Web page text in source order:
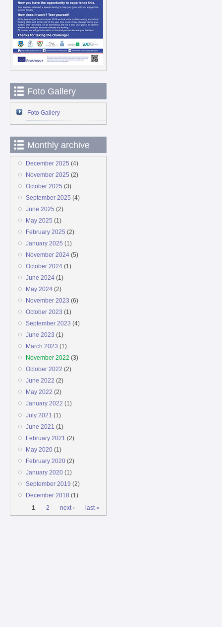
Foto Gallery
Foto Gallery
Monthly archive
December 2025 (4)
November 2025 (2)
October 2025 (3)
September 2025 (4)
June 2025 (2)
May 2025 (1)
February 2025 (2)
January 2025 (1)
November 2024(5)
October 2024(1)
June 2024(1)
May 2024(2)
November 2023 (6)
October 2023 (1)
September 2023 (4)
June 2023 (1)
March 2023 (1)
November 2022 (3)
October 2022 (2)
June 2022 (2)
May 2022 (2)
January 2022 (1)
July 2021 (1)
June 2021 (1)
February 2021 (2)
May 2020(1)
February 2020(2)
January 2020(1)
September 2019 (2)
December 2018 (1)
Pages
1 2 next › last »